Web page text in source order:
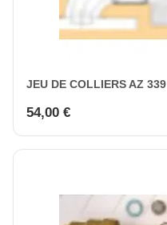
JEU DE COLLIERS AZ 339
54,00 €